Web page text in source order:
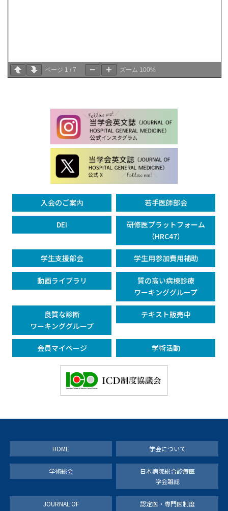
ページ 1 / 7 ズーム 100%
入会のご案内 若手医師部会
DEI
研修医プラットフォーム
（HRC47）
学生支援部会 学生用参加費用補助
動画ライブラリ
質の高い病棟診療
ワーキンググループ
良質な診断
ワーキンググループ
テキスト販売中
会員マイページ 学術活動
HOME 学会について
学術総会
日本病院総合診療医
学会雑誌
JOURNAL OF
認定医・専門医制度